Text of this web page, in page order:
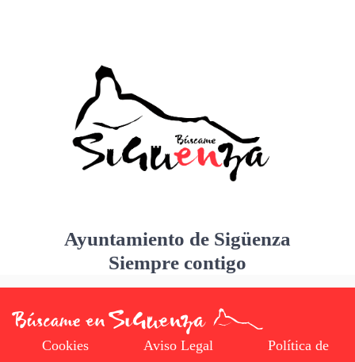
Ayuntamiento de Sigüenza
Siempre contigo
Cookies Aviso Legal
Política de